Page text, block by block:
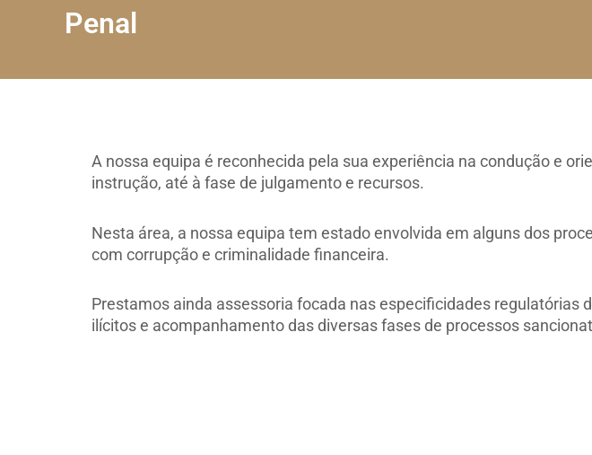
Penal
A nossa equipa é reconhecida pela sua experiência na condução e
instrução, até à fase de julgamento e recursos.
Nesta área, a nossa equipa tem estado envolvida em alguns dos
com corrupção e criminalidade financeira.
Prestamos ainda assessoria focada nas especificidades
ilícitos e acompanhamento das diversas fases de processos